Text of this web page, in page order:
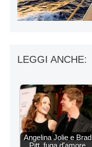
LEGGI ANCHE:
Angelina Jolie e Brad
Pitt, fuga d'amore